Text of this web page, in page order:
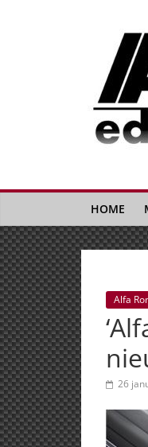
La
Gazetta
Italiana
|
Italiaans
&
lifestyle
HOME
Alfa
26